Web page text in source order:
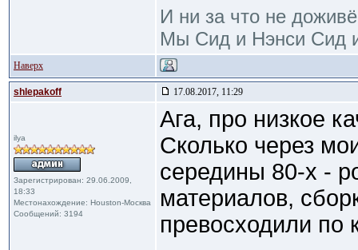
И ни за что не
Мы Сид и Нэнси Сид
Наверх
shlepakoff 17.08.2017, 11:29
ilya
Зарегистрирован: 29.06.2009,
18:33
Местонахождение: Houston-Москва
Сообщений: 3194
Ага, про низкое
Сколько через
середины 80-х -
материалов,
превосходили по